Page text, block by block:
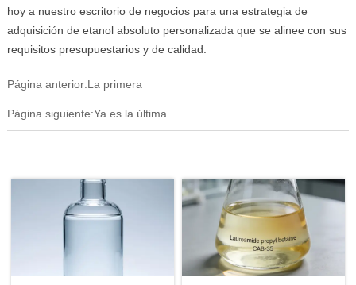
hoy a nuestro escritorio de negocios para una estrategia de
adquisición de etanol absoluto personalizada que se alinee con sus
requisitos presupuestarios y de calidad.
Página anterior:La primera
Página siguiente:Ya es la última